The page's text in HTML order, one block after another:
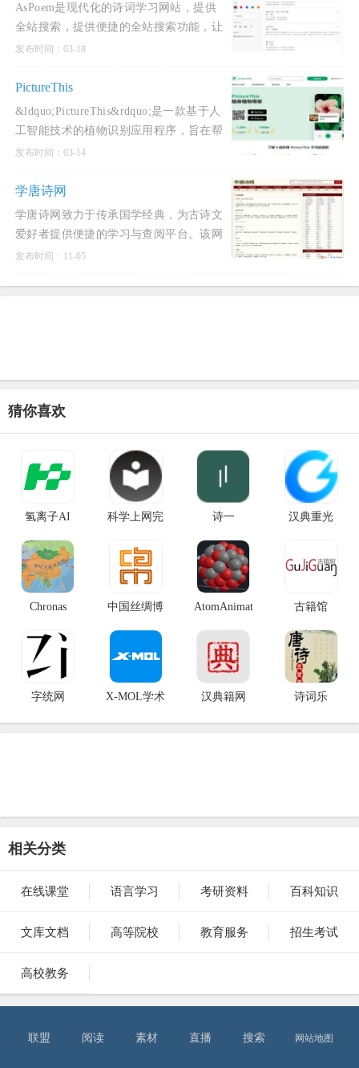
AsPoem是现代化的诗词学习网站，提供
全站搜索，提供便捷的全站搜索功能，让
您更快地查询律诗、绝句和各位诗人的作
发布时间：03-18
PictureThis
&ldquo;PictureThis&rdquo;是一款基于人
工智能技术的植物识别应用程序，旨在帮
助用户通过拍照快速识别各种植物。该应
发布时间：03-14
学唐诗网
学唐诗网致力于传承国学经典，为古诗文
爱好者提供便捷的学习与查阅平台。该网
站收录了数万首诗歌文章、诗词名句及古
发布时间：11-05
猜你喜欢
氢离子AI 科学上网完 诗一 汉典重光
Chronas 中国丝绸博 AtomAnimat 古籍馆
字统网 X-MOL学术 汉典籍网 诗词乐
相关分类
在线课堂 语言学习 考研资料 百科知识
文库文档 高等院校 教育服务 招生考试
高校教务
联盟 阅读 素材 直播 搜索 网站地图